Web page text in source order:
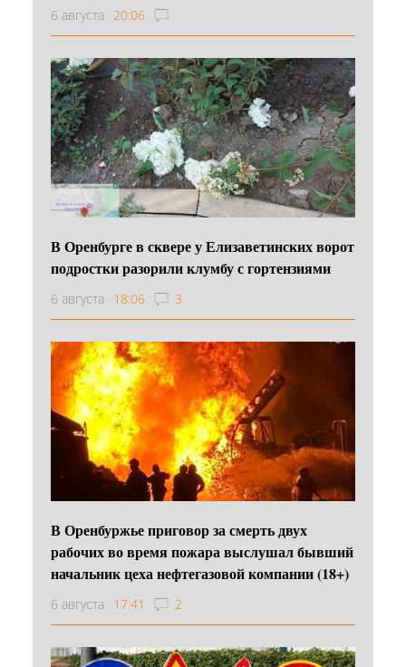
6 августа 20:06
В Оренбурге в сквере у Елизаветинских ворот
подростки разорили клумбу с гортензиями
6 августа 18:06 3
В Оренбуржье приговор за смерть двух
рабочих во время пожара выслушал бывший
начальник цеха нефтегазовой компании (18+)
6 августа 17:41 2